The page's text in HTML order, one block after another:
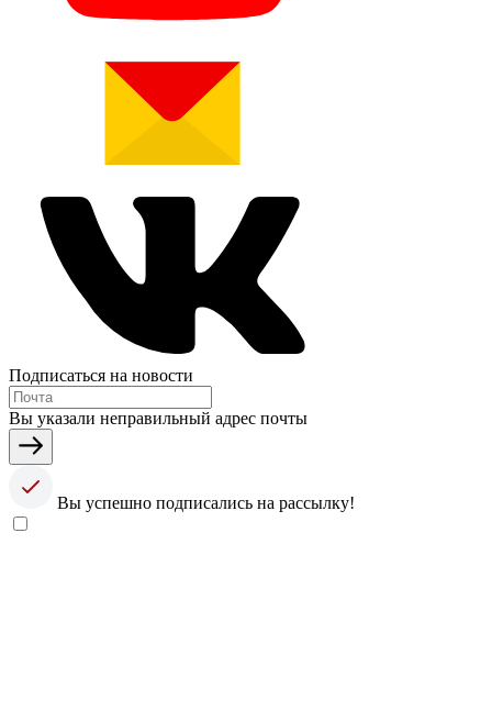
Подписаться на новости
Вы указали неправильный адрес почты
Вы успешно подписались на рассылку!